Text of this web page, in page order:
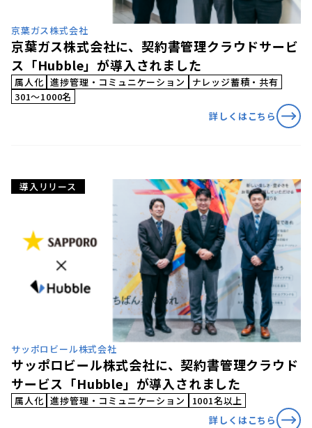
京葉ガス株式会社
京葉ガス株式会社に、契約書管理クラウドサービ
ス「Hubble」が導入されました
属人化 進捗管理・コミュニケーション
ナレッジ蓄積・共有
301〜1000名
詳しくはこちら
導入リリース
サッポロビール株式会社
サッポロビール株式会社に、契約書管理クラウド
サービス「Hubble」が導入されました
属人化 進捗管理・コミュニケーション
1001名以上
詳しくはこちら